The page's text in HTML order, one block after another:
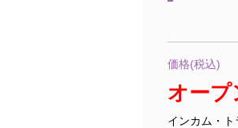
価格(税込)
オープ
インカム・ト